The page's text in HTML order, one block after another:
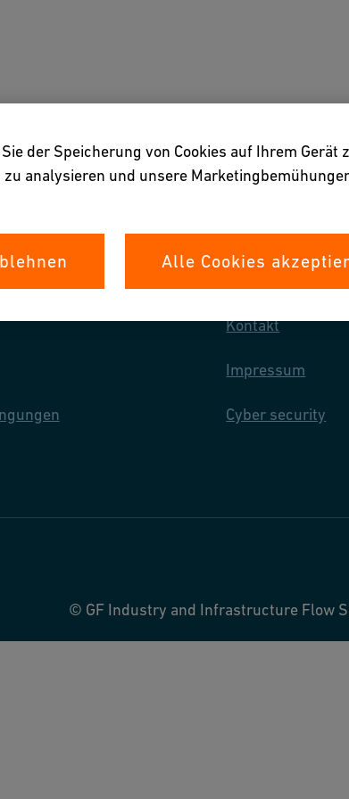
uns
Kontakt
Impressum
Cyber security
© GF Industry and Infrastructure Flow
der Speicherung von Cookies auf Ihrem Gerät
analysieren und unsere
Alle Cookies